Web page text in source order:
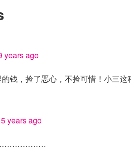
years ago
钱，捡了恶心，不捡可惜！小三
years ago
it………………